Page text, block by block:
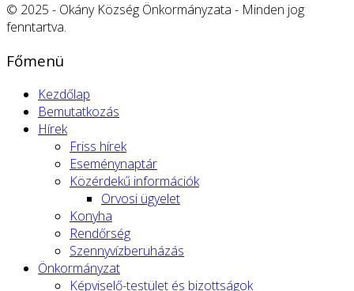
© 2025 - Okány Község Önkormányzata - Minden jog
fenntartva.
Főmenü
Kezdőlap
Bemutatkozás
Hírek
Friss hírek
Eseménynaptár
Közérdekű információk
Orvosi ügyelet
Konyha
Rendőrség
Szennyvízberuházás
Önkormányzat
Képviselő-testület és bizottságok